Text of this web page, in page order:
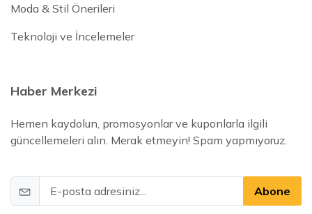
Moda & Stil Önerileri
Teknoloji ve İncelemeler
Haber Merkezi
Hemen kaydolun, promosyonlar ve kuponlarla ilgili
güncellemeleri alın. Merak etmeyin! Spam yapmıyoruz.
Abone